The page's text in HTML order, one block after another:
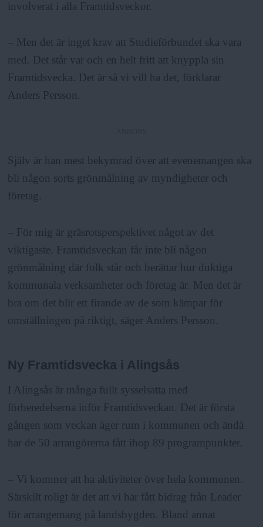
involverat i alla Framtidsveckor.
– Men det är inget krav att Studieförbundet ska vara
med. Det står var och en helt fritt att knyppla sin
Framtidsvecka. Det är så vi vill ha det, förklarar
Anders Persson.
Själv är han mest bekymrad över att evenemangen ska
bli någon sorts grönmålning av myndigheter och
företag.
– För mig är gräsrotsperspektivet något av det
viktigaste. Framtidsveckan får inte bli någon
grönmålning där folk står och berättar hur duktiga
kommunala verksamheter och företag är. Men det är
bra om det blir ett firande av de som kämpar för
omställningen på riktigt, säger Anders Persson.
Ny Framtidsvecka i Alingsås
I Alingsås är många fullt sysselsatta med
förberedelserna inför Framtidsveckan. Det är första
gången som veckan äger rum i kommunen och ändå
har de 50 arrangörerna fått ihop 89 programpunkter.
– Vi kommer att ha aktiviteter över hela kommunen.
Särskilt roligt är det att vi har fått bidrag från Leader
för arrangemang på landsbygden. Bland annat